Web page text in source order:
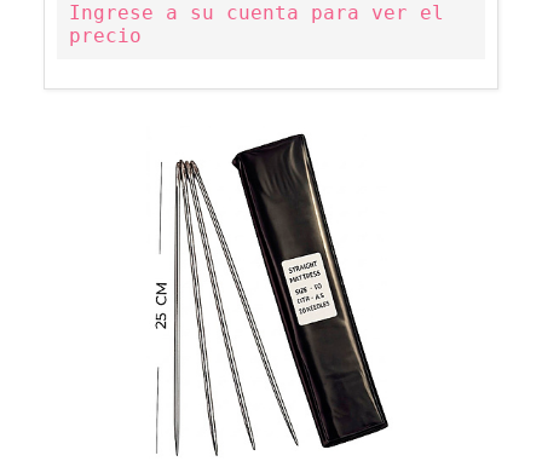
Ingrese a su cuenta para ver el
precio